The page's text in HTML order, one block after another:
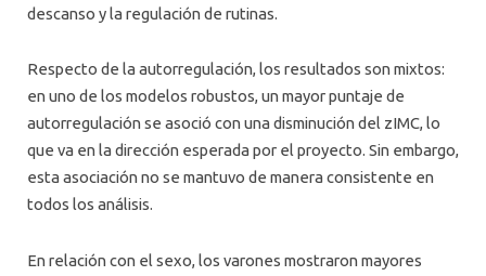
descanso y la regulación de rutinas.
Respecto de la autorregulación, los resultados son mixtos:
en uno de los modelos robustos, un mayor puntaje de
autorregulación se asoció con una disminución del zIMC, lo
que va en la dirección esperada por el proyecto. Sin embargo,
esta asociación no se mantuvo de manera consistente en
todos los análisis.
En relación con el sexo, los varones mostraron mayores